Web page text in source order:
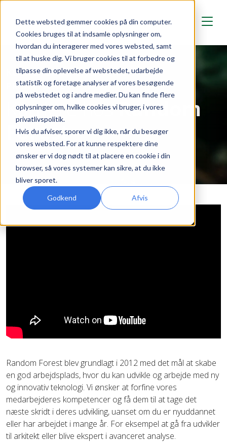
Dette websted gemmer cookies på din computer.
Cookies bruges til at indsamle oplysninger om,
hvordan du interagerer med vores websted, samt
til at huske dig. Vi bruger cookies til at forbedre og
tilpasse din oplevelse af webstedet, udarbejde
statistik og foretage analyser af vores besøgende
på webstedet og i andre medier. Du kan finde flere
oplysninger om, hvilke cookies vi bruger, i vores
privatlivspolitik.
Hvis du afviser, sporer vi dig ikke, når du besøger
vores websted. For at kunne respektere dine
ønsker er vi dog nødt til at placere en cookie i din
browser, så vores systemer kan sikre, at du ikke
bliver sporet.
Godkend Afvis
KOMPETENCE, ENGAGEMENT OG
PROAKTIVITET
Karriere hosRandom
Forest
Spontan ansøgning
Random Forest blev grundlagt i 2012 med det mål at skabe
en god arbejdsplads, hvor du kan udvikle og arbejde med ny
og innovativ teknologi. Vi ønsker at forfine vores
medarbejderes kompetencer og få dem til at tage det
næste skridt i deres udvikling, uanset om du er nyuddannet
eller har arbejdet i mange år. For eksempel at gå fra udvikler
til arkitekt eller blive ekspert i avanceret analyse.